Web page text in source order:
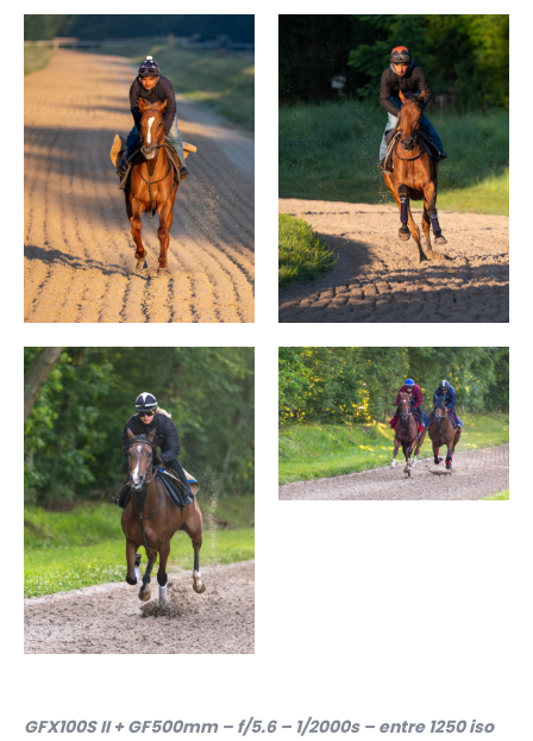
GFX100S II + GF500mm – f/5.6 – 1/2000s – entre 1250 iso